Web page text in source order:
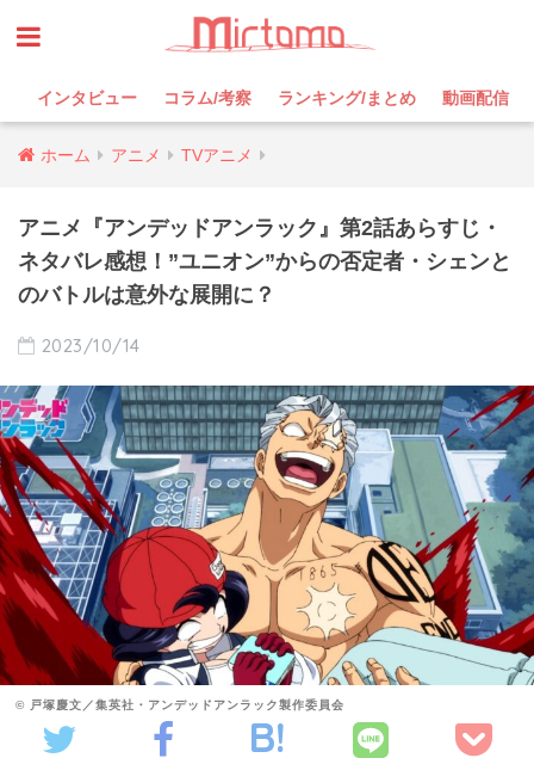
インタビュー コラム/考察 ランキング/まとめ 動画配信
ホーム アニメ TVアニメ
アニメ『アンデッドアンラック』第2話あらすじ・
ネタバレ感想！”ユニオン”からの否定者・シェンと
のバトルは意外な展開に？
2023/10/14
© 戸塚慶文／集英社・アンデッドアンラック製作委員会